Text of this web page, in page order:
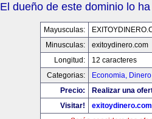
El dueño de este dominio lo
Mayusculas:
Minusculas:
exitoydinero.com
Longitud:
12 caracteres
Categorias:
Economia,
Precio:
Realizar una
Visitar!
exitoydinero.com